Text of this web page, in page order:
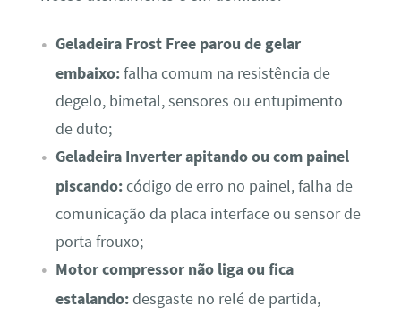
Geladeira Frost Free parou de gelar
embaixo:falha comum na resistência de
degelo, bimetal, sensores ou entupimento
de duto;
Geladeira Inverter apitando ou com painel
piscando:código de erro no painel, falha de
comunicação da placa interface ou sensor de
porta frouxo;
Motor compressor não liga ou fica
estalando:desgaste no relé de partida,